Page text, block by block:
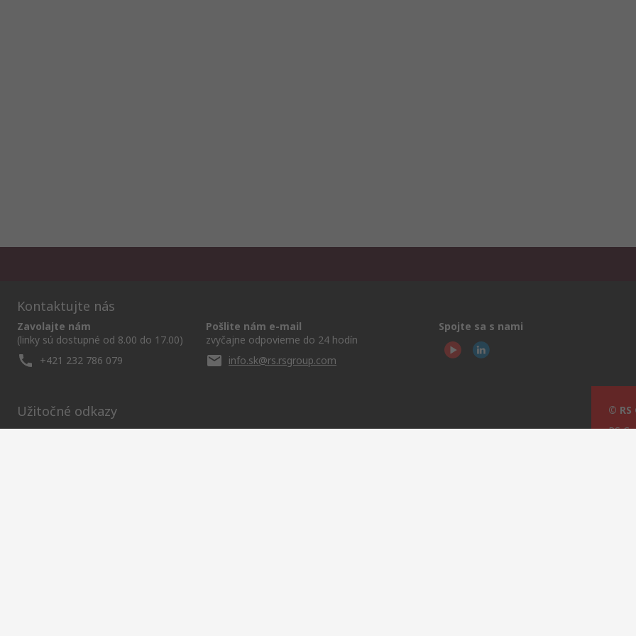
Kontaktujte nás
Zavolajte nám
(linky sú dostupné od 8.00 do 17.00)
+421 232 786 079
Pošlite nám e-mail
zvyčajne odpovieme do 24 hodín
info.sk@rs.rsgroup.com
Spojte sa s nami
Užitočné odkazy
© RS
RS